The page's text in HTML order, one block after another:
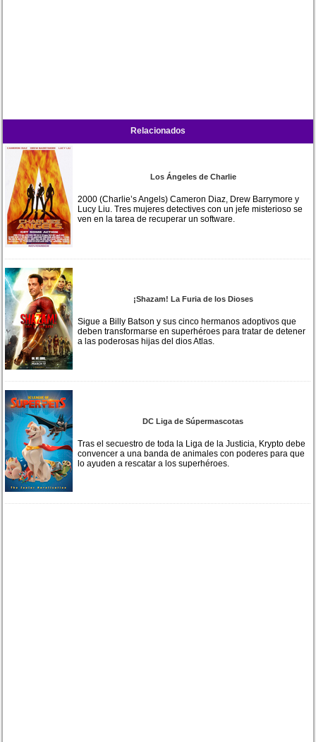
Relacionados
Los Ángeles de Charlie
2000 (Charlie’s Angels) Cameron Diaz, Drew Barrymore y
Lucy Liu. Tres mujeres detectives con un jefe misterioso se
ven en la tarea de recuperar un software.
¡Shazam! La Furia de los Dioses
Sigue a Billy Batson y sus cinco hermanos adoptivos que
deben transformarse en superhéroes para tratar de detener
a las poderosas hijas del dios Atlas.
DC Liga de Súpermascotas
Tras el secuestro de toda la Liga de la Justicia, Krypto debe
convencer a una banda de animales con poderes para que
lo ayuden a rescatar a los superhéroes.